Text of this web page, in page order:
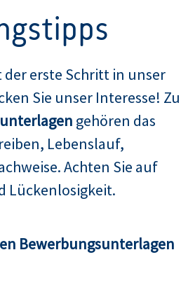
der erste Schritt in unser
Sie unser Interesse! Zu
gehören das
Lebenslauf,
Achten Sie auf
Lückenlosigkeit.
Bewerbungsunterlagen